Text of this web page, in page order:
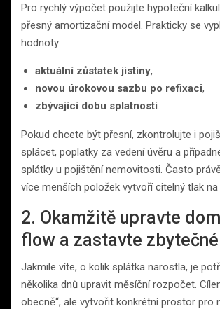
Pro rychlý výpočet použijte hypoteční
přesný amortizační model. Prakticky se
hodnoty:
aktuální zůstatek jistiny,
novou úrokovou sazbu po refixaci,
zbývající dobu splatnosti.
Pokud chcete být přesní, zkontrolujte i
splácet, poplatky za vedení úvěru a
splátky u pojištění nemovitosti. Často
více menších položek vytvoří citelný tlak
2. Okamžitě upravte
flow a zastavte
Jakmile víte, o kolik splátka narostla, je
několika dnů upravit měsíční rozpočet.
obecně“, ale vytvořit konkrétní prostor pro